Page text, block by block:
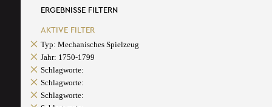
ERGEBNISSE FILTERN
AKTIVE FILTER
Typ: Mechanisches Spielzeug
Jahr: 1750-1799
Schlagworte:
Schlagworte:
Schlagworte: